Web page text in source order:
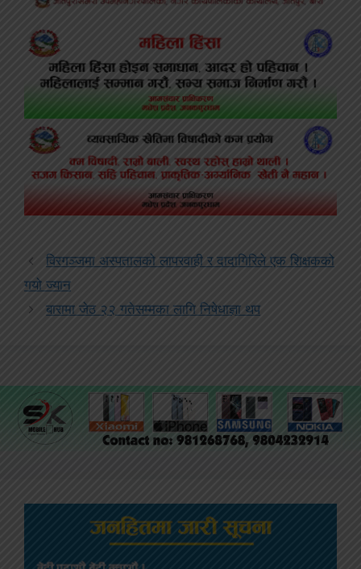
विरगञ्जमा अस्पतालको लापरवाही र दादागिरिले एक शिक्षकको
गयो ज्यान
बारामा जेठ २२ गतेसम्मका लागि निषेधाज्ञा थप